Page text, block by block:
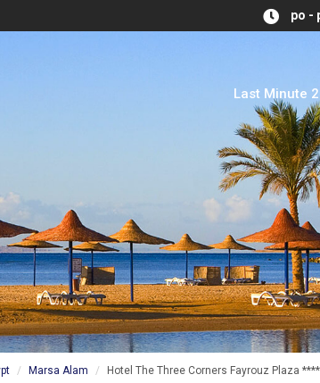
po -
Last Minute
Marsa Alam Hotel The Three Corners Fayrouz Plaza